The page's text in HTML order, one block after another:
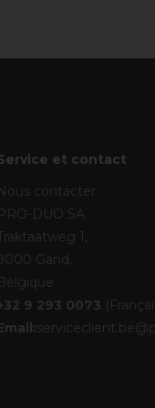
et contact
contacter
DUO SA
1,
Gand,
9 293 0073